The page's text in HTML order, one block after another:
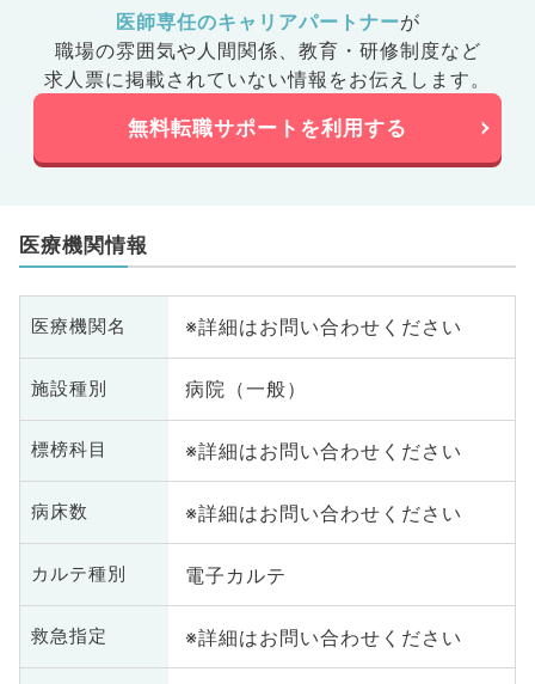
医師専任のキャリアパートナーが
職場の雰囲気や人間関係、 教育・研修制度など
求人票に掲載されていない情報をお伝えします。
無料転職サポートを利用する
医療機関情報
医療機関名 ※詳細はお問い合わせください
施設種別 病院（一般）
標榜科目 ※詳細はお問い合わせください
病床数 ※詳細はお問い合わせください
カルテ種別 電子カルテ
救急指定 ※詳細はお問い合わせください